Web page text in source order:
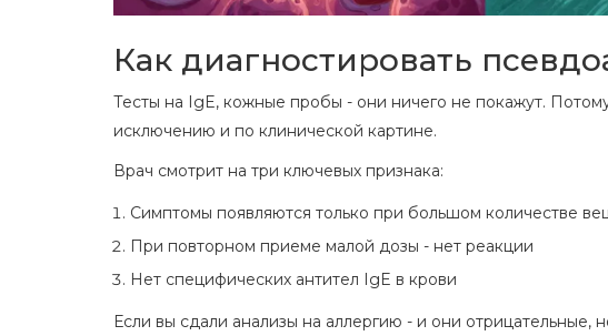
Как диагностировать
Тесты на IgE, кожные пробы - они ничего не покажут.
исключению и по клинической картине.
Врач смотрит на три ключевых признака:
Симптомы появляются только при большом количестве
При повторном приеме малой дозы - нет реакции
Нет специфических антител IgE в крови
Если вы сдали анализы на аллергию - и они отрицательные,